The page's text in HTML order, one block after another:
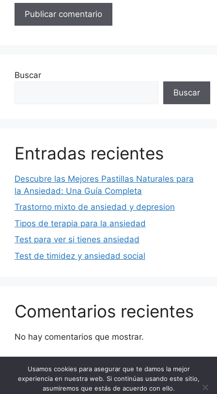
Buscar
Buscar
Entradas recientes
Descubre las Mejores Pastillas Naturales para
la Ansiedad: Una Guía Completa
Trastorno mixto de ansiedad y depresion
Tipos de terapia para la ansiedad
Test para ver si tienes ansiedad
Test de timidez y ansiedad social
Comentarios recientes
No hay comentarios que mostrar.
YouTube
Instagram
Facebook
Usamos cookies para asegurar que te damos la mejor
experiencia en nuestra web. Si continúas usando este sitio,
asumiremos que estás de acuerdo con ello.